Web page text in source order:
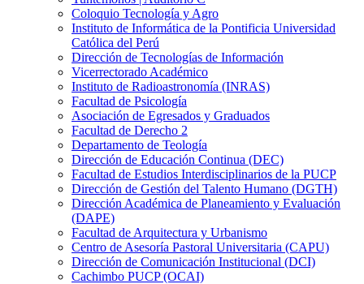
Coloquio Tecnología y Agro
Instituto de Informática de la Pontificia Universidad
Católica del Perú
Dirección de Tecnologías de Información
Vicerrectorado Académico
Instituto de Radioastronomía (INRAS)
Facultad de Psicología
Asociación de Egresados y Graduados
Facultad de Derecho 2
Departamento de Teología
Dirección de Educación Continua (DEC)
Facultad de Estudios Interdisciplinarios de la PUCP
Dirección de Gestión del Talento Humano (DGTH)
Dirección Académica de Planeamiento y Evaluación
(DAPE)
Facultad de Arquitectura y Urbanismo
Centro de Asesoría Pastoral Universitaria (CAPU)
Dirección de Comunicación Institucional (DCI)
Cachimbo PUCP (OCAI)